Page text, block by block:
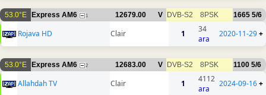
53.0°E Express AM6 1 12679.00 V DVB-S2 8PSK 1665 5/6
Rojava HD Clair 1
34
ara
2020-11-29+
53.0°E Express AM6 2 12683.00 V DVB-S2 8PSK 1100 5/6
Allahdah TV Clair 1
4112
ara
2024-09-16+